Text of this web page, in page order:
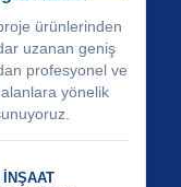
ürünlerinden
uzanan geniş
profesyonel ve
yönelik